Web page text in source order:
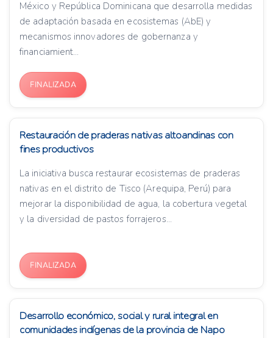
México y República Dominicana que desarrolla medidas
de adaptación basada en ecosistemas (AbE) y
mecanismos innovadores de gobernanza y
financiamient...
FINALIZADA
Restauración de praderas nativas altoandinas con
fines productivos
La iniciativa busca restaurar ecosistemas de praderas
nativas en el distrito de Tisco (Arequipa, Perú) para
mejorar la disponibilidad de agua, la cobertura vegetal
y la diversidad de pastos forrajeros...
FINALIZADA
Desarrollo económico, social y rural integral en
comunidades indígenas de la provincia de Napo